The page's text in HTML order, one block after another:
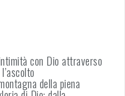
con Dio attraverso
della piena